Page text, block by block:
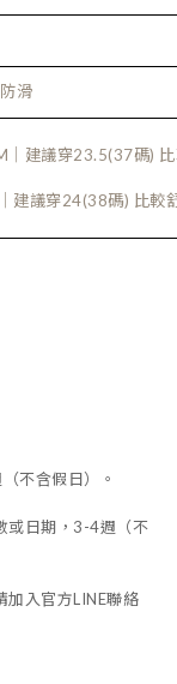
滑
建議穿23.5(37碼)
建議穿24(38碼) 比較
不含假日）。
或日期，3-4週（不
入官方LINE聯絡